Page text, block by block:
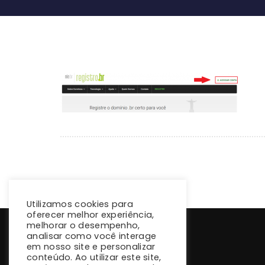
Utilizamos cookies para
oferecer melhor experiência,
melhorar o desempenho,
analisar como você interage
em nosso site e personalizar
conteúdo. Ao utilizar este site,